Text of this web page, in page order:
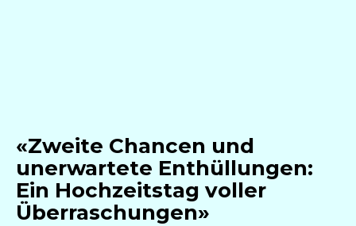
«Zweite Chancen und
unerwartete Enthüllungen:
Ein Hochzeitstag voller
Überraschungen»